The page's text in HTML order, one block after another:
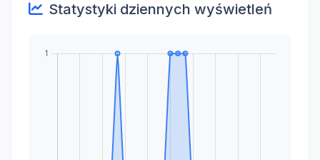
Statystyki dziennych wyświetleń